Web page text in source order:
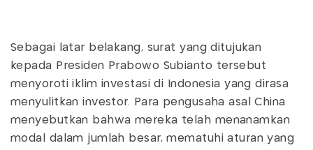
Sebagai latar belakang, surat yang ditujukan
kepada Presiden Prabowo Subianto tersebut
menyoroti iklim investasi di Indonesia yang dirasa
menyulitkan investor. Para pengusaha asal China
menyebutkan bahwa mereka telah menanamkan
modal dalam jumlah besar, mematuhi aturan yang